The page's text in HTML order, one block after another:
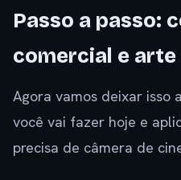
Passo a passo:
comercial e
Agora vamos deixar isso
você vai fazer hoje e
precisa de câmera de